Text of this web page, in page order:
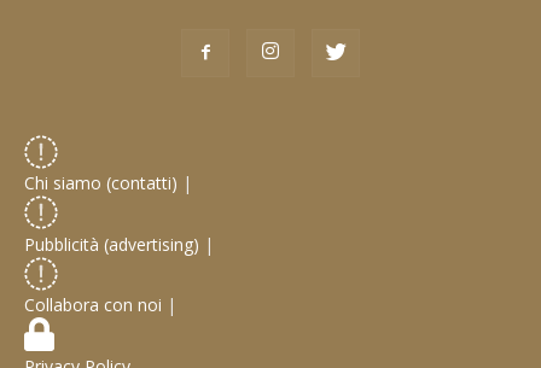
Chi siamo (contatti) |
Pubblicità (advertising) |
Collabora con noi |